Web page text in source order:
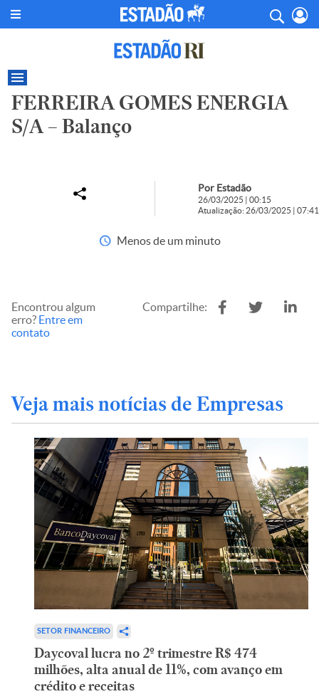
FERREIRA GOMES ENERGIA
S/A – Balanço
Por Estadão
26/03/2025 | 00:15
Atualização: 26/03/2025 | 07:41
Menos de um minuto
Encontrou algum
erro? Entre em
contato
Compartilhe:
Veja mais notícias de Empresas
SETOR FINANCEIRO
Daycoval lucra no 2º trimestre R$ 474
milhões, alta anual de 11%, com avanço em
crédito e receitas